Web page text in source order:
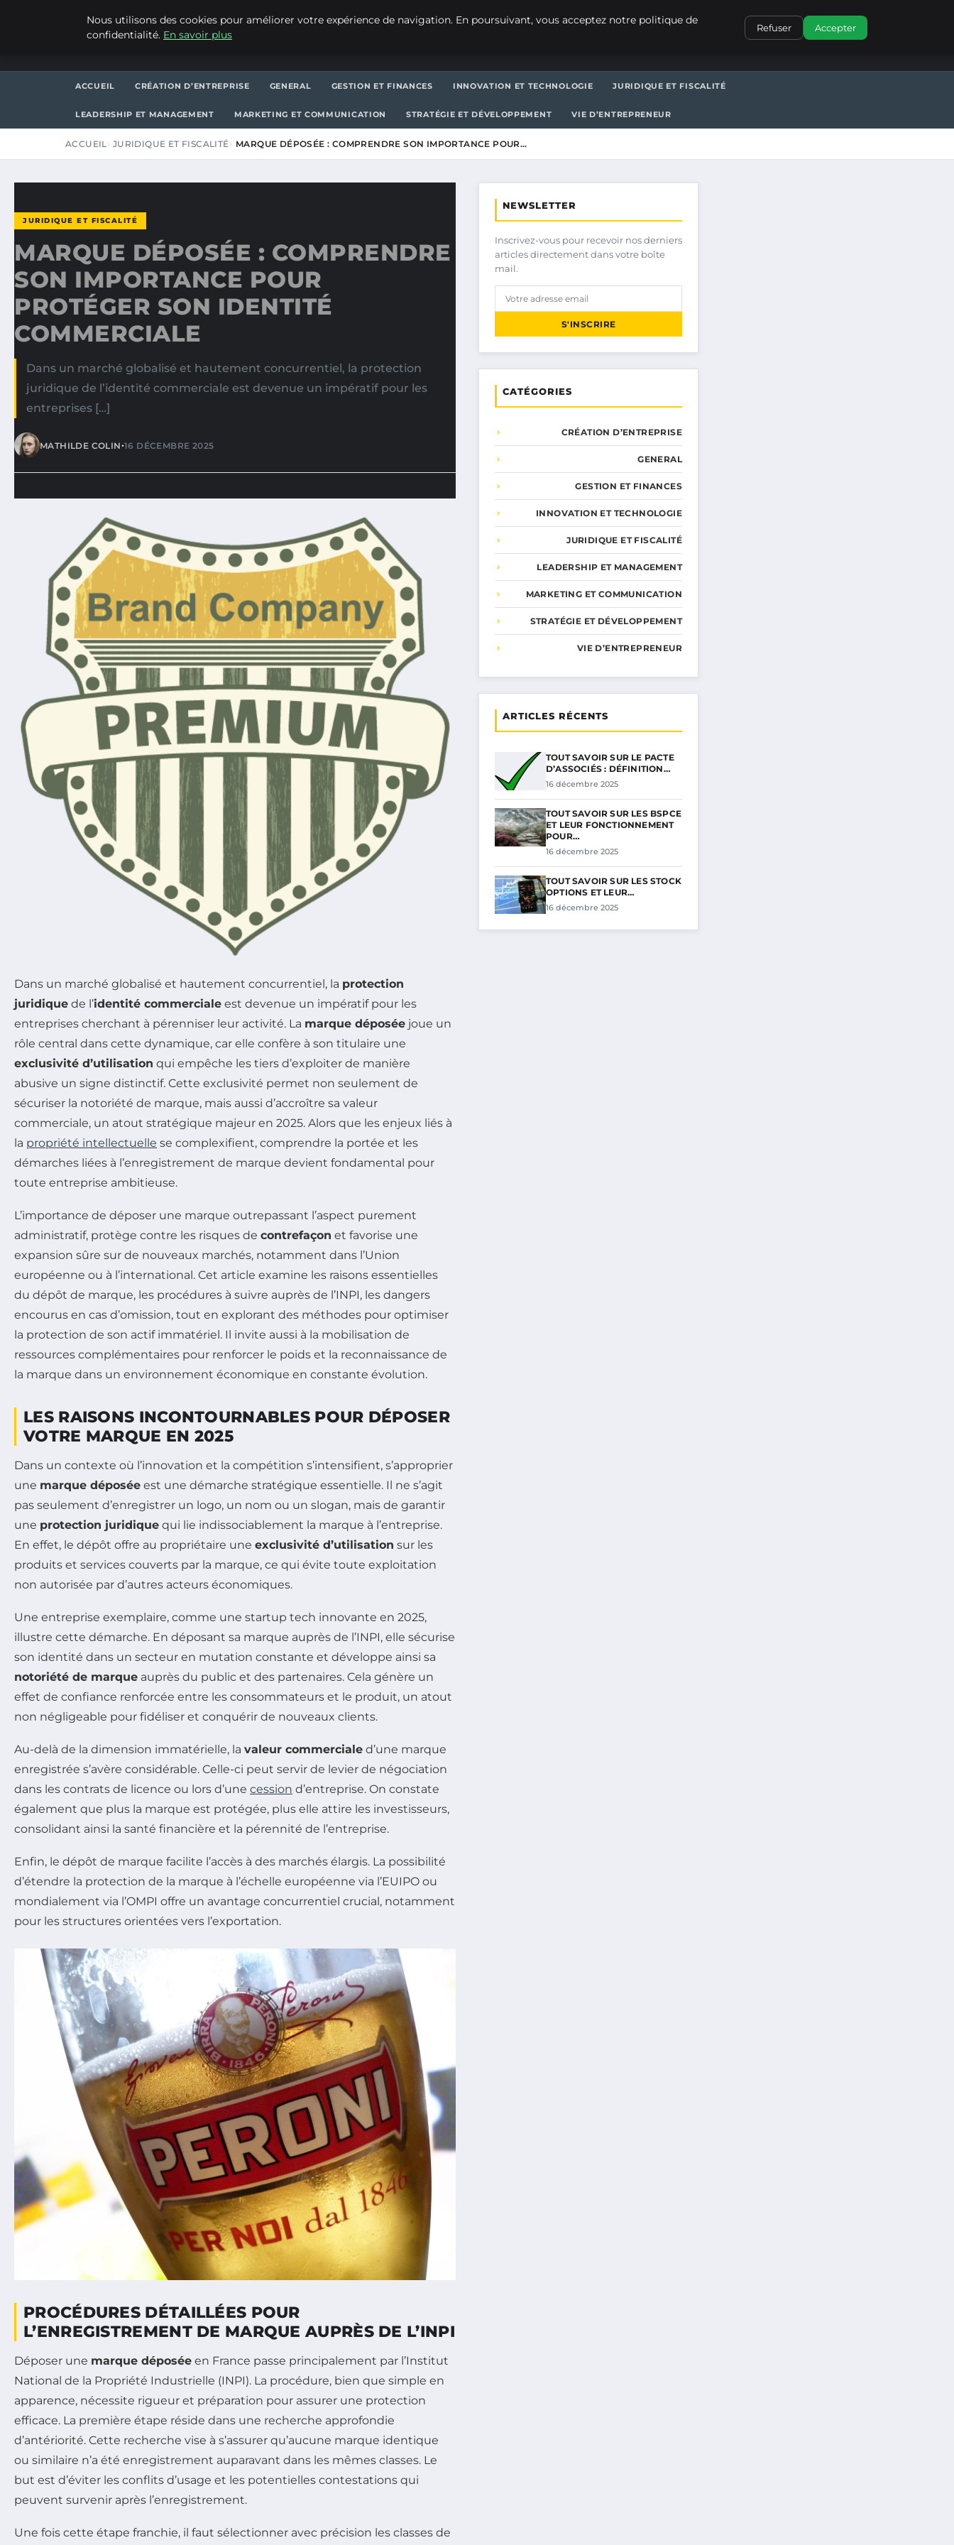
ACCUEIL CRÉATION D’ENTREPRISE GENERAL GESTION ET FINANCES INNOVATION ET TECHNOLOGIE JURIDIQUE ET FISCALITÉ
LEADERSHIP ET MANAGEMENT MARKETING ET COMMUNICATION STRATÉGIE ET DÉVELOPPEMENT VIE D’ENTREPRENEUR
ACCUEIL JURIDIQUE ET FISCALITÉ MARQUE DÉPOSÉE : COMPRENDRE SON IMPORTANCE POUR…
JURIDIQUE ET FISCALITÉ
MARQUE DÉPOSÉE : COMPRENDRE
SON IMPORTANCE POUR
PROTÉGER SON IDENTITÉ
COMMERCIALE
Dans un marché globalisé et hautement concurrentiel, la protection
juridique de l’identité commerciale est devenue un impératif pour les
entreprises […]
MATHILDE COLIN•16 DÉCEMBRE 2025
Dans un marché globalisé et hautement concurrentiel, la protection
juridique de l’identité commerciale est devenue un impératif pour les
entreprises cherchant à pérenniser leur activité. La marque déposée joue un
rôle central dans cette dynamique, car elle confère à son titulaire une
exclusivité d’utilisation qui empêche les tiers d’exploiter de manière
abusive un signe distinctif. Cette exclusivité permet non seulement de
sécuriser la notoriété de marque, mais aussi d’accroître sa valeur
commerciale, un atout stratégique majeur en 2025. Alors que les enjeux liés à
la propriété intellectuelle se complexifient, comprendre la portée et les
démarches liées à l’enregistrement de marque devient fondamental pour
toute entreprise ambitieuse.
L’importance de déposer une marque outrepassant l’aspect purement
administratif, protège contre les risques de contrefaçon et favorise une
expansion sûre sur de nouveaux marchés, notamment dans l’Union
européenne ou à l’international. Cet article examine les raisons essentielles
du dépôt de marque, les procédures à suivre auprès de l’INPI, les dangers
encourus en cas d’omission, tout en explorant des méthodes pour optimiser
la protection de son actif immatériel. Il invite aussi à la mobilisation de
ressources complémentaires pour renforcer le poids et la reconnaissance de
la marque dans un environnement économique en constante évolution.
LES RAISONS INCONTOURNABLES POUR DÉPOSER
VOTRE MARQUE EN 2025
Dans un contexte où l’innovation et la compétition s’intensifient, s’approprier
une marque déposée est une démarche stratégique essentielle. Il ne s’agit
pas seulement d’enregistrer un logo, un nom ou un slogan, mais de garantir
une protection juridique qui lie indissociablement la marque à l’entreprise.
En effet, le dépôt offre au propriétaire une exclusivité d’utilisation sur les
produits et services couverts par la marque, ce qui évite toute exploitation
non autorisée par d’autres acteurs économiques.
Une entreprise exemplaire, comme une startup tech innovante en 2025,
illustre cette démarche. En déposant sa marque auprès de l’INPI, elle sécurise
son identité dans un secteur en mutation constante et développe ainsi sa
notoriété de marque auprès du public et des partenaires. Cela génère un
effet de confiance renforcée entre les consommateurs et le produit, un atout
non négligeable pour fidéliser et conquérir de nouveaux clients.
Au-delà de la dimension immatérielle, la valeur commerciale d’une marque
enregistrée s’avère considérable. Celle-ci peut servir de levier de négociation
dans les contrats de licence ou lors d’une cession d’entreprise. On constate
également que plus la marque est protégée, plus elle attire les investisseurs,
consolidant ainsi la santé financière et la pérennité de l’entreprise.
Enfin, le dépôt de marque facilite l’accès à des marchés élargis. La possibilité
d’étendre la protection de la marque à l’échelle européenne via l’EUIPO ou
mondialement via l’OMPI offre un avantage concurrentiel crucial, notamment
pour les structures orientées vers l’exportation.
PROCÉDURES DÉTAILLÉES POUR
L’ENREGISTREMENT DE MARQUE AUPRÈS DE L’INPI
Déposer une marque déposée en France passe principalement par l’Institut
National de la Propriété Industrielle (INPI). La procédure, bien que simple en
apparence, nécessite rigueur et préparation pour assurer une protection
efficace. La première étape réside dans une recherche approfondie
d’antériorité. Cette recherche vise à s’assurer qu’aucune marque identique
ou similaire n’a été enregistrement auparavant dans les mêmes classes. Le
but est d’éviter les conflits d’usage et les potentielles contestations qui
peuvent survenir après l’enregistrement.
Une fois cette étape franchie, il faut sélectionner avec précision les classes de
NEWSLETTER
Inscrivez-vous pour recevoir nos derniers
articles directement dans votre boîte
mail.
S'INSCRIRE
CATÉGORIES
CRÉATION D’ENTREPRISE
GENERAL
GESTION ET FINANCES
INNOVATION ET TECHNOLOGIE
JURIDIQUE ET FISCALITÉ
LEADERSHIP ET MANAGEMENT
MARKETING ET COMMUNICATION
STRATÉGIE ET DÉVELOPPEMENT
VIE D’ENTREPRENEUR
ARTICLES RÉCENTS
TOUT SAVOIR SUR LE PACTE
D’ASSOCIÉS : DÉFINITION…
16 décembre 2025
TOUT SAVOIR SUR LES BSPCE
ET LEUR FONCTIONNEMENT
POUR…
16 décembre 2025
TOUT SAVOIR SUR LES STOCK
OPTIONS ET LEUR…
16 décembre 2025
Nous utilisons des cookies pour améliorer votre expérience de navigation. En poursuivant, vous acceptez notre politique de
confidentialité. En savoir plus
Refuser Accepter